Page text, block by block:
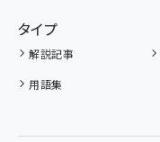
タイプ
解説記事
用語集